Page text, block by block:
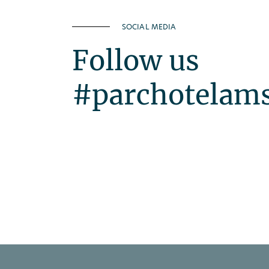
SOCIAL MEDIA
Follow us